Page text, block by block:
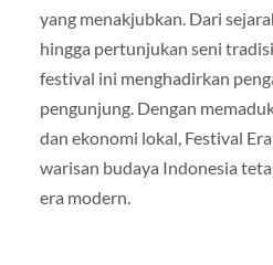
yang menakjubkan. Dari
hingga pertunjukan seni
festival ini menghadirkan
pengunjung. Dengan
dan ekonomi lokal, Festival
warisan budaya Indonesia
era modern.